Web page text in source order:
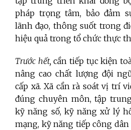
pháp trọng tâm, bảo đảm
lãnh đạo, thông suốt trong
hiệu quả trong tổ chức thực
Trước hết,cần tiếp tục kiện
nâng cao chất lượng đội
cấp xã. Xã cần rà soát vị trí
đúng chuyên môn, tập
kỹ năng số, kỹ năng xử lý
mạng, kỹ năng tiếp công